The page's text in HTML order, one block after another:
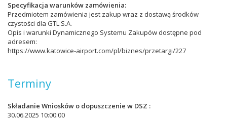
Specyfikacja warunków zamówienia
Przedmiotem zamówienia jest zakup wraz z dostawą środków
czystości dla GTL S.A.
Opis i warunki Dynamicznego Systemu Zakupów dostępne pod
adresem:
https://www.katowice-airport.com/pl/biznes/przetargi/227
Terminy
Składanie Wniosków o dopuszczenie w DSZ
30.06.2025 10:00:00